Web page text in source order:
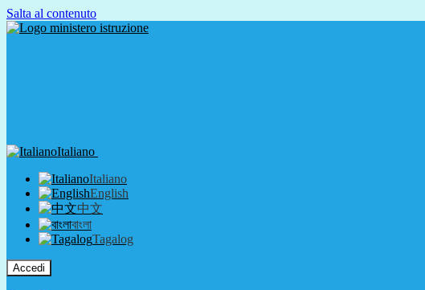
Salta al contenuto
Italiano
Italiano
English
中文
বাংলা
Tagalog
Accedi